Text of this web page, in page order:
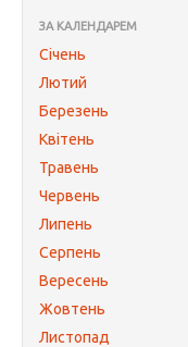
ЗА КАЛЕНДАРЕМ
Січень
Лютий
Березень
Квітень
Травень
Червень
Липень
Серпень
Вересень
Жовтень
Листопад